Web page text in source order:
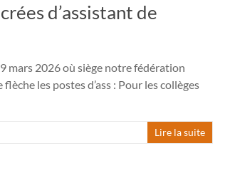
d’assistant de
mars 2026 où siège notre fédération
les postes d’ass : Pour les collèges
Lire la suite